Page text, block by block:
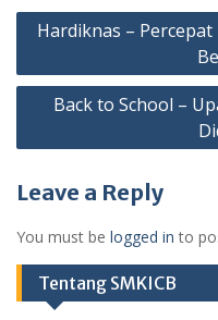
Post
Hardiknas –
Back to School –
Leave a Reply
You must be logged in to
Tentang SMKICB